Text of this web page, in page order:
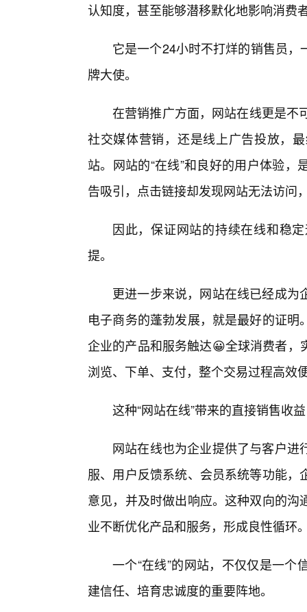
认知度，甚至能够潜移默化地影响消费
它是一个24小时不打烊的销售员
牌大使。
在营销推广方面，网站在线更是不
社交媒体营销，还是线上广告投放，
站。网站的“在线”和良好的用户体验
告吸引，点击链接却发现网站无法访问
因此，保证网站的持续在线和稳
提。
更进一步来说，网站在线已经成
电子商务的蓬勃发展，就是最好的证
企业的产品和服务触达😀全球消费者
浏览、下单、支付，整个交易过程高效
这种“网站在线”带来的直接销售收
网站在线也为企业提供了与客户
服、用户反馈系统、会员系统等功能
意见，并及时做出响应。这种双向的
业不断优化产品和服务，形成良性循环
一个“在线”的网站，不仅仅是一
建信任、培育忠诚度的重要阵地。